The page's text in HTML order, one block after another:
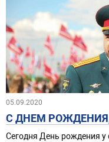
05.09.2020
С ДНЕМ
Сегодня День рождения у